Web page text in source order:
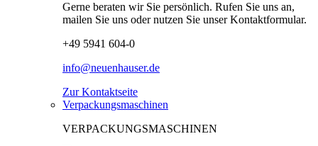
Gerne beraten wir Sie persönlich. Rufen Sie uns an,
mailen Sie uns oder nutzen Sie unser Kontaktformular.
+49 5941 604-0
info@neuenhauser.de
Zur Kontaktseite
Verpackungsmaschinen
VERPACKUNGSMASCHINEN